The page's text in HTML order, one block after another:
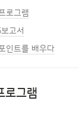
로그램
고서
인트를 배우다
로그램